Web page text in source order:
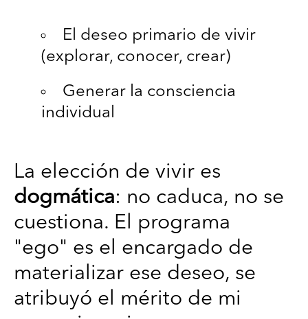
El deseo primario de vivir
(explorar, conocer, crear)
Generar la consciencia
individual
La elección de vivir es
dogmática: no caduca, no se
cuestiona. El programa
"ego" es el encargado de
materializar ese deseo, se
atribuyó el mérito de mi